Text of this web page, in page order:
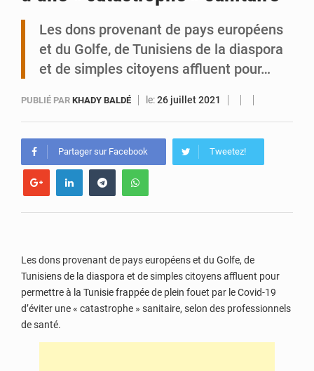
Niamey : Mohamed Toumba enchaîne les audiences
Les dons provenant de pays européens
et du Golfe, de Tunisiens de la diaspora
et de simples citoyens affluent pour…
PUBLIÉ PAR KHADY BALDÉ le:26 juillet 2021
Partager sur Facebook Tweetez!
Les dons provenant de pays européens et du Golfe, de
Tunisiens de la diaspora et de simples citoyens affluent pour
permettre à la Tunisie frappée de plein fouet par le Covid-19
d’éviter une « catastrophe » sanitaire, selon des professionnels
de santé.